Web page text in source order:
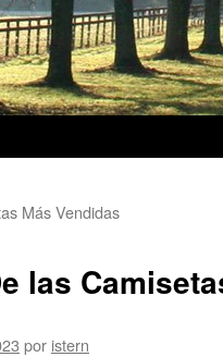
Más Vendidas
las
por istern